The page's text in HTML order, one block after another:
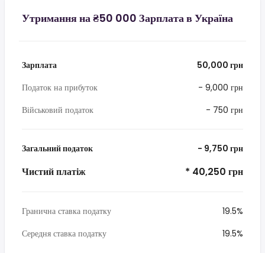
Утримання на ₴50 000 Зарплата в Україна
Зарплата
50,000 грн
Податок на прибуток
- 9,000 грн
Військовий податок
- 750 грн
Загальний податок - 9,750 грн
Чистий платіж * 40,250 грн
Гранична ставка податку
19.5%
Середня ставка податку
19.5%